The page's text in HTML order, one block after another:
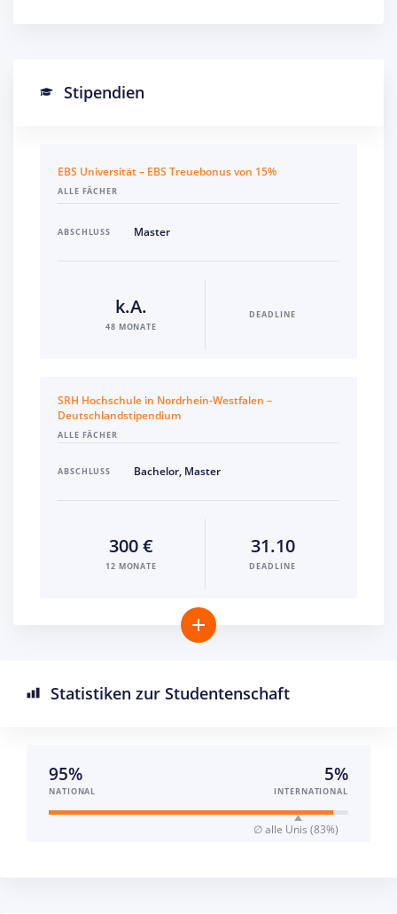
Stipendien
EBS Universität – EBS Treuebonus von 15%
ALLE FÄCHER
ABSCHLUSS Master
k.A.
48 MONATE
DEADLINE
SRH Hochschule in Nordrhein-Westfalen –
Deutschlandstipendium
ALLE FÄCHER
ABSCHLUSS Bachelor, Master
300 €
12 MONATE
31.10
DEADLINE
Statistiken zur Studentenschaft
95%
NATIONAL
5%
INTERNATIONAL
∅ alle Unis (83%)